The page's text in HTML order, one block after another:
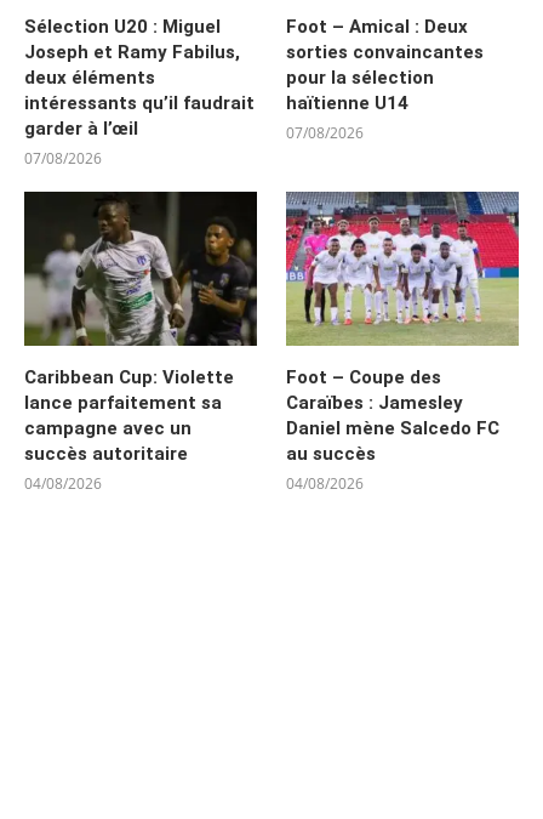
Sélection U20 : Miguel
Joseph et Ramy Fabilus,
deux éléments
intéressants qu’il faudrait
garder à l’œil
07/08/2026
Foot – Amical : Deux
sorties convaincantes
pour la sélection
haïtienne U14
07/08/2026
Caribbean Cup: Violette
lance parfaitement sa
campagne avec un
succès autoritaire
04/08/2026
Foot – Coupe des
Caraïbes : Jamesley
Daniel mène Salcedo FC
au succès
04/08/2026